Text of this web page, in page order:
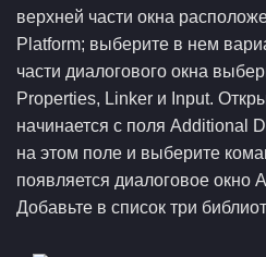
верхней части окна
Platform; выберите в нем
части диалогового окна
Properties, Linker и Input.
начинается с поля Additional
на этом поле и выберите
появляется диалоговое окно
Добавьте в список три